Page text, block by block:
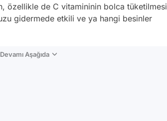
özellikle de C vitamininin bolca tüketilmesi
gidermede etkili ve ya hangi besinler
Aşağıda